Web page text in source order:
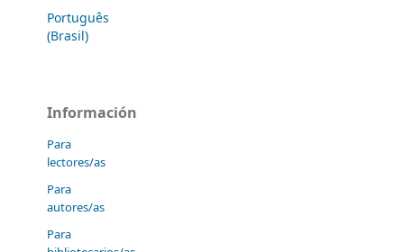
Português
(Brasil)
Información
Para
lectores/as
Para
autores/as
Para